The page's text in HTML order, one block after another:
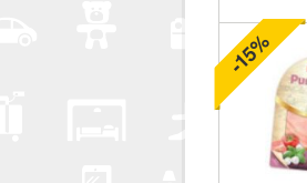
-15%